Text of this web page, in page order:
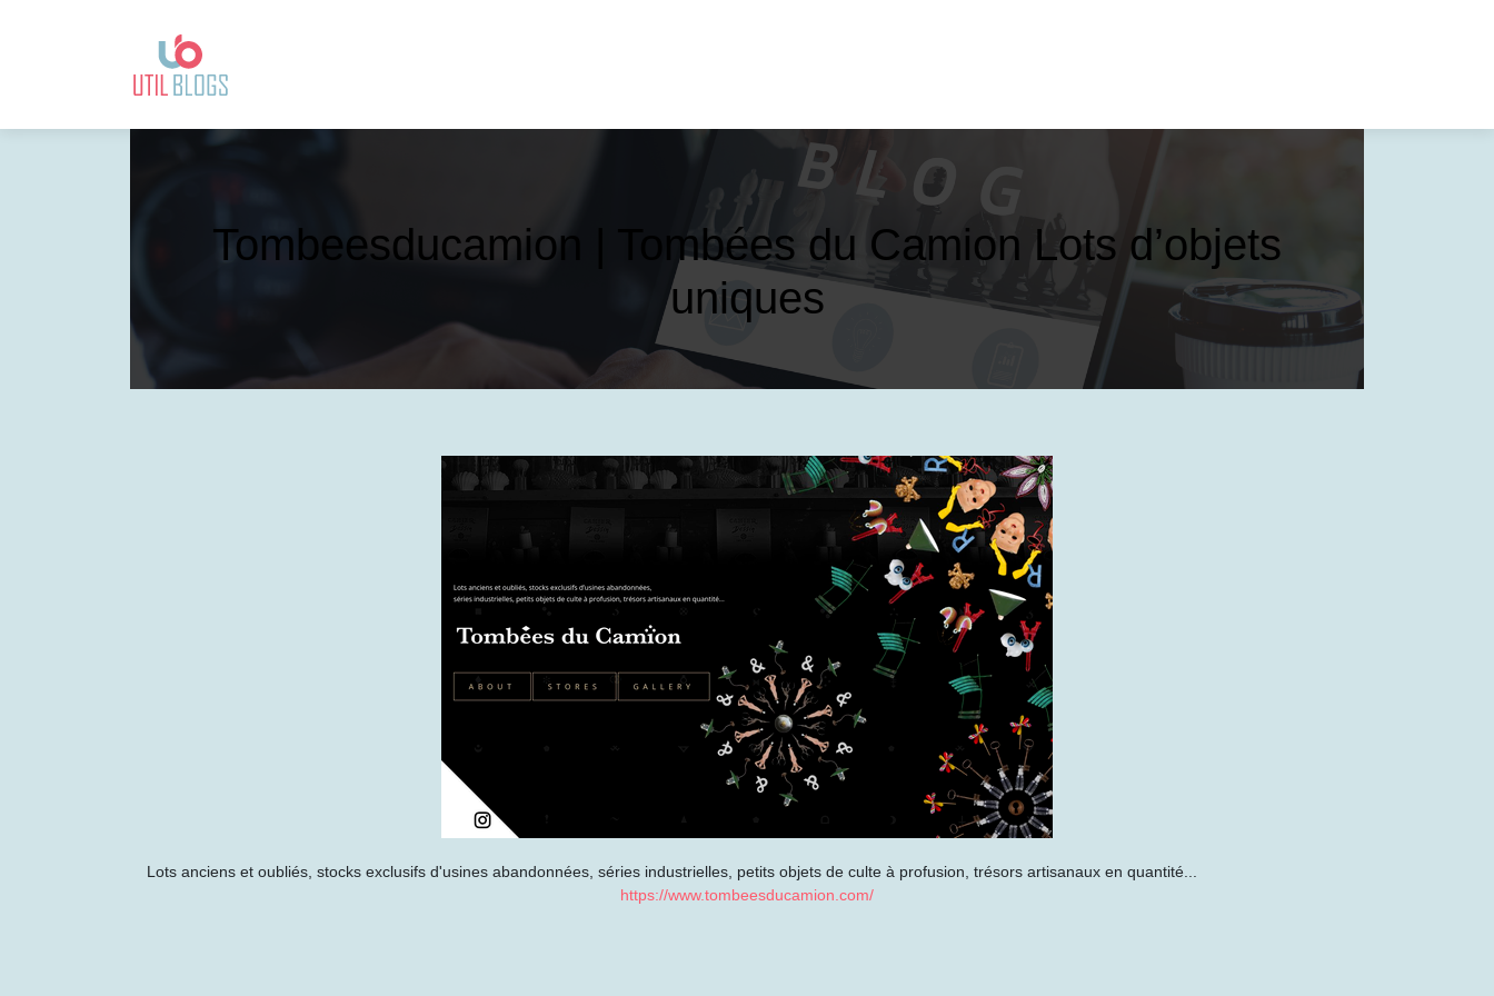
Tom­bees­duca­mion | Tombées du Camion Lots d’objets
uniques
Lots anciens et oubliés, stocks exclusifs d'usines abandonnées, séries industrielles, petits objets de culte à profusion, trésors artisanaux en quantité...
https://www.tombeesducamion.com/